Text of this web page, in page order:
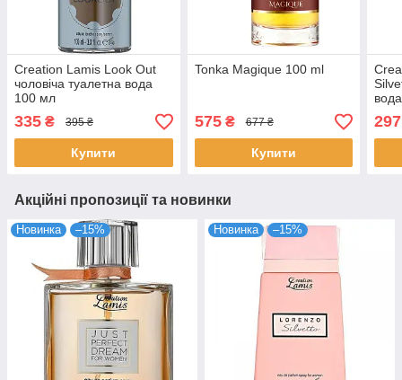
Creation Lamis Look Out
чоловіча туалетна вода
100 мл
335 ₴ 395 ₴
Купити
Tonka Magique 100 ml
575₴ 677 ₴
Купити
вода
297
Акційні пропозиції та новинки
Новинка –15% Новинка –15%